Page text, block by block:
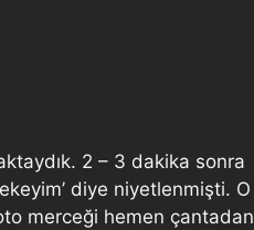
2 – 3 dakika sonra
diye niyetlenmişti. O
merceği hemen çantadan